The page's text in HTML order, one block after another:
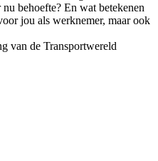
behoefte? En wat betekenen
jou als werknemer, maar ook
van de Transportwereld